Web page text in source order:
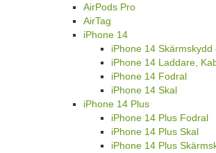
AirPods Pro
AirTag
iPhone 14
iPhone 14 Skärmskydd
iPhone 14 Laddare,
iPhone 14 Fodral
iPhone 14 Skal
iPhone 14 Plus
iPhone 14 Plus Fodral
iPhone 14 Plus Skal
iPhone 14 Plus